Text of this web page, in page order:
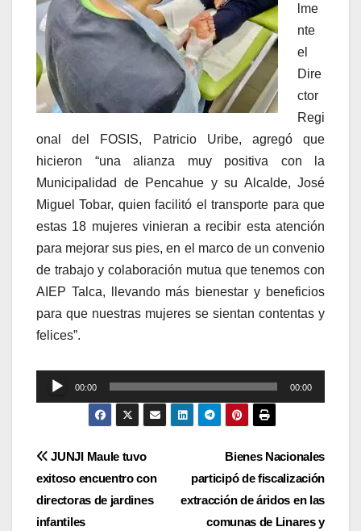
lme
nte
el
Dire
ctor
Regi
onal del FOSIS, Patricio Uribe, agregó que
hicieron “una alianza muy positiva con la
Municipalidad de Pencahue y su Alcalde, José
Miguel Tobar, quien facilitó el transporte para que
estas 18 mujeres vinieran a recibir esta atención
para mejorar sus pies, en el marco de un convenio
de trabajo y colaboración mutua que tenemos con
AIEP Talca, llevando más bienestar y beneficios
para que nuestras mujeres se sientan contentas y
felices”.
Reproductor
de
00:00 00:00
Navegación
de
Bienes Nacionales
participó de fiscalización
extracción de áridos en las
comunas de Linares y
JUNJI Maule tuvo
exitoso encuentro con
directoras de jardines
infantiles